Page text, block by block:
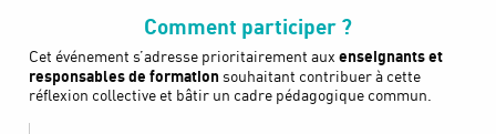
Comment participer ?
Cet événement s’adresse prioritairement aux enseignants et
responsables de formation souhaitant contribuer à cette
réflexion collective et bâtir un cadre pédagogique commun.